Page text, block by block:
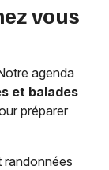
vous
agenda
et balades
préparer
randonnées